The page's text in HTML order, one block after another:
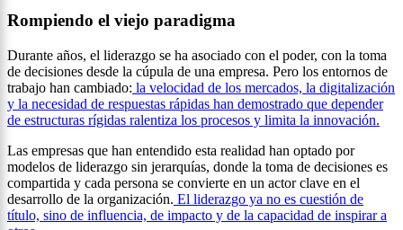
Rompiendo el viejo paradigma
Durante años, el liderazgo se ha asociado con el poder, con la toma
de decisiones desde la cúpula de una empresa. Pero los entornos de
trabajo han cambiado: la velocidad de los mercados, la digitalización
y la necesidad de respuestas rápidas han demostrado que depender
de estructuras rígidas ralentiza los procesos y limita la innovación.
Las empresas que han entendido esta realidad han optado por
modelos de liderazgo sin jerarquías, donde la toma de decisiones es
compartida y cada persona se convierte en un actor clave en el
desarrollo de la organización. El liderazgo ya no es cuestión de
título, sino de influencia, de impacto y de la capacidad de inspirar a